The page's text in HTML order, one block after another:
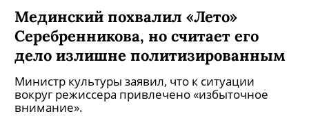
Мединский похвалил «Лето»
Серебренникова, но считает его
дело излишне политизированным
Министр культуры заявил, что к ситуации
вокруг режиссера привлечено «избыточное
внимание».